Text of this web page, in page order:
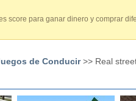
score para ganar dinero y comprar
de Conducir>> Real